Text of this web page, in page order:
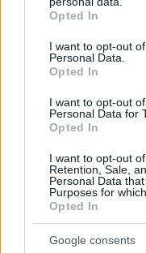
grant or deny consent
use your data for
consent section.
Opted In
I want to opt-out
Personal Data.
Opted In
I want to opt-out
Personal Data for
Opted In
I want to opt-out
Retention, Sale,
Personal Data
Purposes for
Opted In
Google consents